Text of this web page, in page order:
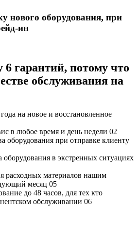
нового оборудования, при
ин
гарантий, потому что
обслуживания на
на новое и восстановленное
в любое время и день недели 02
оборудования при отправке клиенту
оборудования в экстренных ситуациях
расходных материалов нашим
месяц 05
до 48 часов, для тех кто
обслуживании 06